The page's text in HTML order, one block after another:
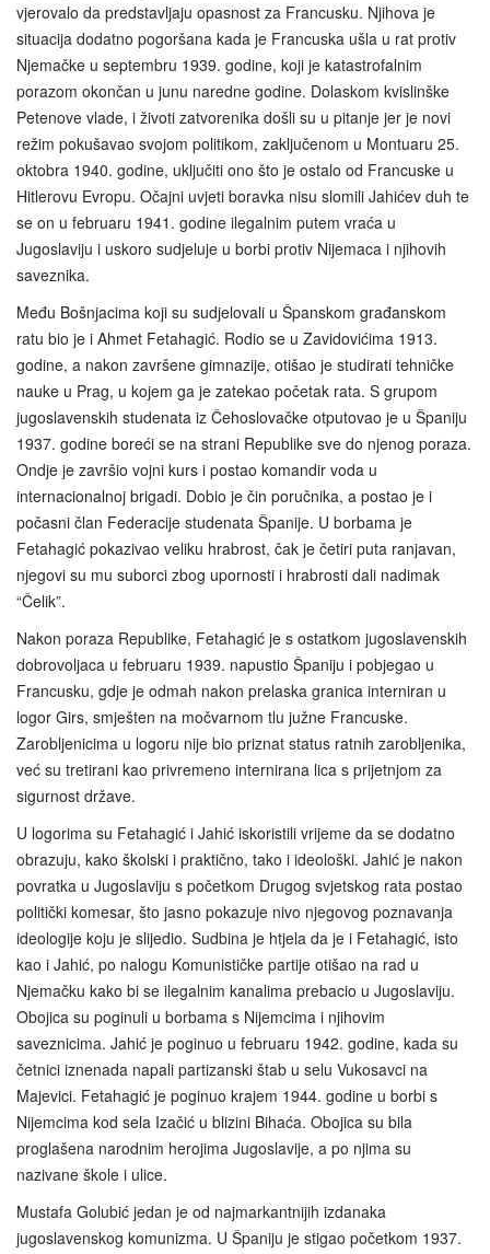
vjerovalo da predstavljaju opasnost za Francusku. Njihova je
situacija dodatno pogoršana kada je Francuska ušla u rat protiv
Njemačke u septembru 1939. godine, koji je katastrofalnim
porazom okončan u junu naredne godine. Dolaskom kvislinške
Petenove vlade, i životi zatvorenika došli su u pitanje jer je novi
režim pokušavao svojom politikom, zaključenom u Montuaru 25.
oktobra 1940. godine, uključiti ono što je ostalo od Francuske u
Hitlerovu Evropu. Očajni uvjeti boravka nisu slomili Jahićev duh te
se on u februaru 1941. godine ilegalnim putem vraća u
Jugoslaviju i uskoro sudjeluje u borbi protiv Nijemaca i njihovih
saveznika.
Među Bošnjacima koji su sudjelovali u Španskom građanskom
ratu bio je i Ahmet Fetahagić. Rodio se u Zavidovićima 1913.
godine, a nakon završene gimnazije, otišao je studirati tehničke
nauke u Prag, u kojem ga je zatekao početak rata. S grupom
jugoslavenskih studenata iz Čehoslovačke otputovao je u Španiju
1937. godine boreći se na strani Republike sve do njenog poraza.
Ondje je završio vojni kurs i postao komandir voda u
internacionalnoj brigadi. Dobio je čin poručnika, a postao je i
počasni član Federacije studenata Španije. U borbama je
Fetahagić pokazivao veliku hrabrost, čak je četiri puta ranjavan,
njegovi su mu suborci zbog upornosti i hrabrosti dali nadimak
“Čelik”.
Nakon poraza Republike, Fetahagić je s ostatkom jugoslavenskih
dobrovoljaca u februaru 1939. napustio Španiju i pobjegao u
Francusku, gdje je odmah nakon prelaska granica interniran u
logor Girs, smješten na močvarnom tlu južne Francuske.
Zarobljenicima u logoru nije bio priznat status ratnih zarobljenika,
već su tretirani kao privremeno internirana lica s prijetnjom za
sigurnost države.
U logorima su Fetahagić i Jahić iskoristili vrijeme da se dodatno
obrazuju, kako školski i praktično, tako i ideološki. Jahić je nakon
povratka u Jugoslaviju s početkom Drugog svjetskog rata postao
politički komesar, što jasno pokazuje nivo njegovog poznavanja
ideologije koju je slijedio. Sudbina je htjela da je i Fetahagić, isto
kao i Jahić, po nalogu Komunističke partije otišao na rad u
Njemačku kako bi se ilegalnim kanalima prebacio u Jugoslaviju.
Obojica su poginuli u borbama s Nijemcima i njihovim
saveznicima. Jahić je poginuo u februaru 1942. godine, kada su
četnici iznenada napali partizanski štab u selu Vukosavci na
Majevici. Fetahagić je poginuo krajem 1944. godine u borbi s
Nijemcima kod sela Izačić u blizini Bihaća. Obojica su bila
proglašena narodnim herojima Jugoslavije, a po njima su
nazivane škole i ulice.
Mustafa Golubić jedan je od najmarkantnijih izdanaka
jugoslavenskog komunizma. U Španiju je stigao početkom 1937.